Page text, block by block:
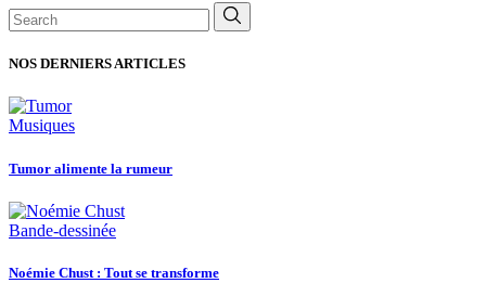
Search
for:
NOS DERNIERS ARTICLES
Musiques
Tumor alimente la rumeur
Bande-dessinée
Noémie Chust : Tout se transforme